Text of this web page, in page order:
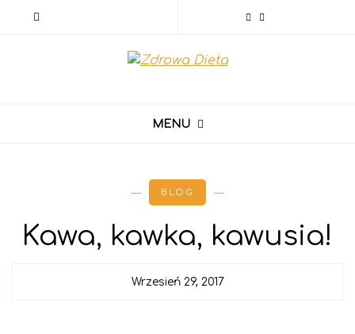
MENU
BLOG
Kawa, kawka, kawusia!
Wrzesień 29, 2017